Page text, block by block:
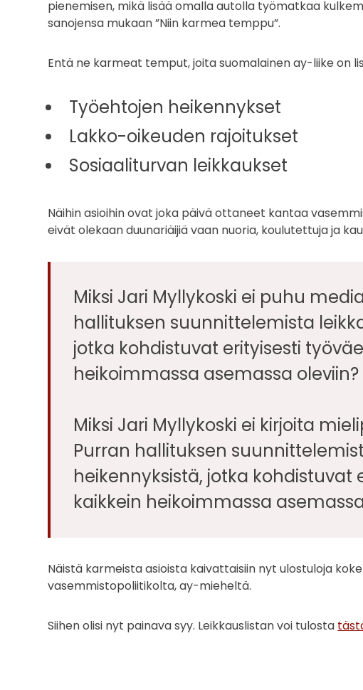
pienemisen, mikä lisää omalla autolla työmatkaa
sanojensa mukaan ”Niin karmea temppu”.
Entä ne karmeat temput, joita suomalainen ay-liike on
Työehtojen heikennykset
Lakko-oikeuden rajoitukset
Sosiaaliturvan leikkaukset
Näihin asioihin ovat joka päivä ottaneet kantaa
eivät olekaan duunariäijiä vaan nuoria, koulutettuja ja
Miksi Jari Myllykoski ei puhu
hallituksen suunnittelemista
jotka kohdistuvat erityisesti
heikoimmassa asemassa oleviin?
Miksi Jari Myllykoski ei kirjoita
Purran hallituksen
heikennyksistä, jotka kohdistuvat
kaikkein heikoimmassa
Näistä karmeista asioista kaivattaisiin nyt ulostuloja
vasemmistopoliitikolta, ay-mieheltä.
Siihen olisi nyt painava syy. Leikkauslistan voi tulosta